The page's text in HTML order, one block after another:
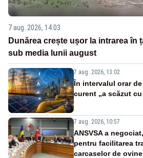
7 aug. 2026, 14:03
Dunărea crește ușor la intrarea în
sub media lunii august
7 aug. 2026, 13:02
În intervalul orar
curent „a scăzut
7 aug. 2026, 10:57
ANSVSA a
pentru facilitarea
carcaselor de